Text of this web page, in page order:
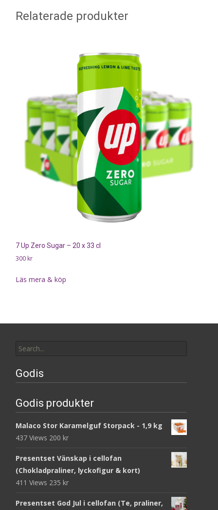
Relaterade produkter
7 Up Zero Sugar – 20 x 33 cl
300 kr
Läs mera & köp
for:
Godis
Godis produkter
Malaco Stor Karamelguf Storpack - 1,9 kg
437 Views 200 kr
Presentset Vänskap i cellofan
(Chokladpraliner, lyckofigur & kort)
411 Views 235 kr
Presentset God Jul i cellofan (Te, praliner,